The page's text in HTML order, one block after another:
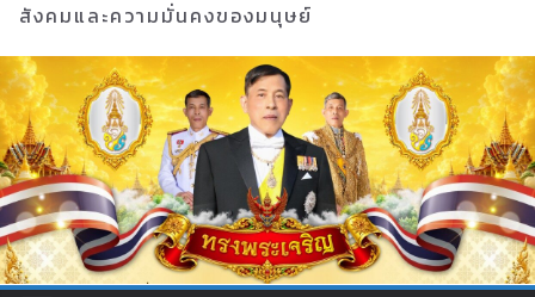
สังคมและความมั่นคงของมนุษย์